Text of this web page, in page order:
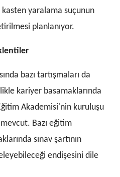
yaralama suçunun
planlanıyor.
bazı tartışmaları da
kariyer basamaklarında
Akademisi'nin kuruluşu
Bazı eğitim
sınav şartının
endişesini dile